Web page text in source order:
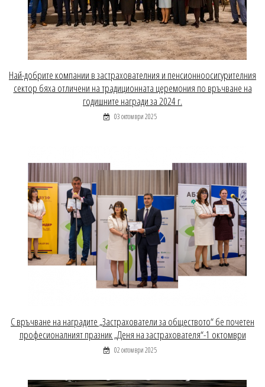
Най-добрите компании в застрахователния и пенсионноосигурителния
сектор бяха отличени на традиционната церемония по връчване на
годишните награди за 2024 г.
03 октомври 2025
С връчване на наградите „Застрахователи за обществото“ бе почетен
професионалният празник „Деня на застрахователя“-1 октомври
02 октомври 2025